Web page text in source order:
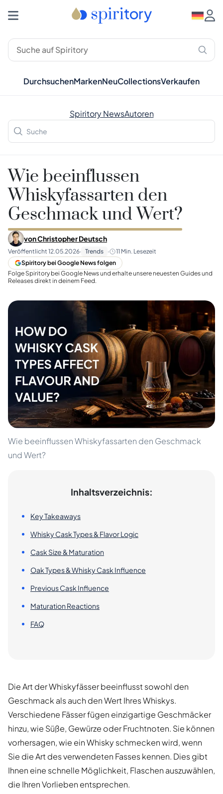
DurchsuchenMarkenNeuCollectionsVerkaufen
Spiritory NewsAutoren
Wie beeinflussen
Whiskyfassarten den
Geschmack und Wert?
vonChristopher Deutsch
Veröffentlicht 12.05.2026· Trends · 11 Min. Lesezeit
Spiritory bei Google News folgen
Folge Spiritory bei Google News und erhalte unsere neuesten Guides und
Releases direkt in deinem Feed.
Wie beeinflussen Whiskyfassarten den Geschmack
und Wert?
Inhaltsverzeichnis:
Key Takeaways
Whisky Cask Types & Flavor Logic
Cask Size & Maturation
Oak Types & Whisky Cask Influence
Previous Cask Influence
Maturation Reactions
FAQ
Die Art der Whiskyfässer beeinflusst sowohl den
Geschmack als auch den Wert Ihres Whiskys.
Verschiedene Fässer fügen einzigartige Geschmäcker
hinzu, wie Süße, Gewürze oder Fruchtnoten. Sie können
vorhersagen, wie ein Whisky schmecken wird, wenn
Sie die Art des verwendeten Fasses kennen. Dies gibt
Ihnen eine schnelle Möglichkeit, Flaschen auszuwählen,
die Ihren Vorlieben entsprechen.